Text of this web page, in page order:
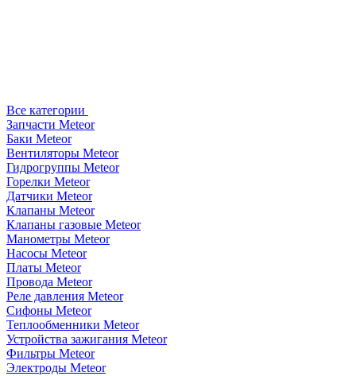
Все категории
Запчасти Meteor
Баки Meteor
Вентиляторы Meteor
Гидрогруппы Meteor
Горелки Meteor
Датчики Meteor
Клапаны Meteor
Клапаны газовые Meteor
Манометры Meteor
Насосы Meteor
Платы Meteor
Провода Meteor
Реле давления Meteor
Сифоны Meteor
Теплообменники Meteor
Устройства зажигания Meteor
Фильтры Meteor
Электроды Meteor